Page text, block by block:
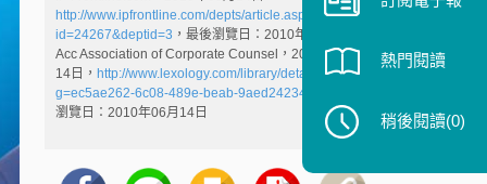
http://www.ipfrontline.com/depts/article.asp?
id=24267&deptid=3 ，最後瀏覽日：2010年06月14日
Acc Association of Corporate Counsel，2010年05月
14日， http://www.lexology.com/library/detail.aspx?
g=ec5ae262-6c08-489e-beab-9aed2423450e
瀏覽日：2010年06月14日
熱門閱讀
稍後閱讀(0)